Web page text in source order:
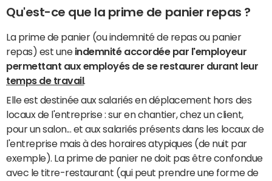
Qu'est-ce que la prime de panier repas ?
La prime de panier (ou indemnité de repas ou panier
repas) est une indemnité accordée par l'employeur
permettant aux employés de se restaurer durant leur
temps de travail
Elle est destinée aux salariés en déplacement hors des
locaux de l'entreprise : sur en chantier, chez un client,
pour un salon... et aux salariés présents dans les locaux de
l'entreprise mais à des horaires atypiques (de nuit par
exemple). La prime de panier ne doit pas être confondue
avec le titre-restaurant (qui peut prendre une forme de